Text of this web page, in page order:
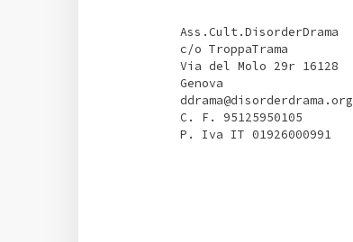
Ass.Cult.DisorderDrama
c/o TroppaTrama
Via del Molo 29r 16128
Genova
ddrama@disorderdrama.org
C. F. 95125950105
P. Iva IT 01926000991